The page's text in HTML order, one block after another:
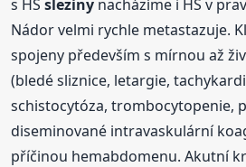
s HSsleziny nacházíme i HS v
Nádor velmi rychle metastazuje.
spojeny především s mírnou až
(bledé sliznice, letargie,
schistocytóza, trombocytopenie,
diseminované intravaskulární
příčinou hemabdomenu. Akutní